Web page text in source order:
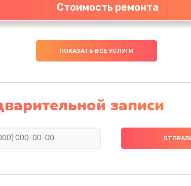
Стоимость ремонта
ПОКАЗАТЬ ВСЕ УСЛУГИ
записи